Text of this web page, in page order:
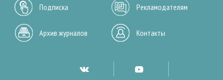
Подписка Рекламодателям
Архив журналов Контакты